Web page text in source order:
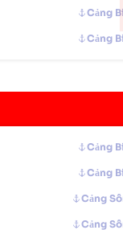
Cảng Biển
of America
Cảng
Cảng
Cảng
Cảng
Cảng
Cảng